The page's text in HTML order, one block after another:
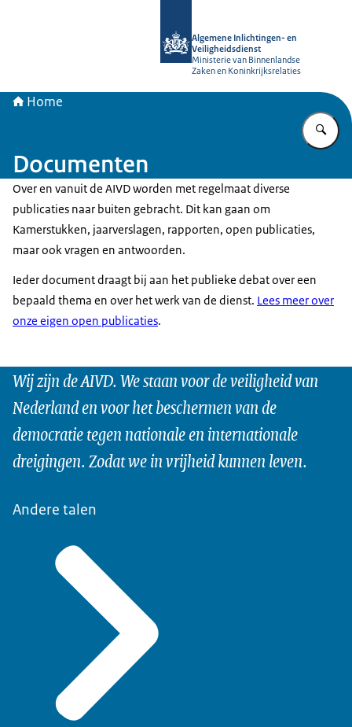
Algemene Inlichtingen- en
Veiligheidsdienst
Ministerie van Binnenlandse
Zaken en Koninkrijksrelaties
Home
Documenten
Over en vanuit de AIVD worden met regelmaat diverse
publicaties naar buiten gebracht. Dit kan gaan om
Kamerstukken, jaarverslagen, rapporten, open publicaties,
maar ook vragen en antwoorden.
Ieder document draagt bij aan het publieke debat over een
bepaald thema en over het werk van de dienst. Lees meer over
onze eigen open publicaties.
Wij zijn de AIVD. We staan voor de veiligheid van
Nederland en voor het beschermen van de
democratie tegen nationale en internationale
dreigingen. Zodat we in vrijheid kunnen leven.
Andere talen